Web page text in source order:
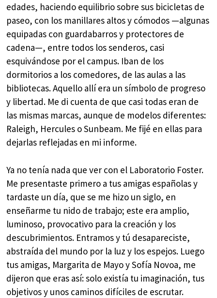
edades, haciendo equilibrio sobre sus bicicletas de
paseo, con los manillares altos y cómodos —algunas
equipadas con guardabarros y protectores de
cadena—, entre todos los senderos, casi
esquivándose por el campus. Iban de los
dormitorios a los comedores, de las aulas a las
bibliotecas. Aquello allí era un símbolo de progreso
y libertad. Me di cuenta de que casi todas eran de
las mismas marcas, aunque de modelos diferentes:
Raleigh, Hercules o Sunbeam. Me fijé en ellas para
dejarlas reflejadas en mi informe.
Ya no tenía nada que ver con el Laboratorio Foster.
Me presentaste primero a tus amigas españolas y
tardaste un día, que se me hizo un siglo, en
enseñarme tu nido de trabajo; este era amplio,
luminoso, provocativo para la creación y los
descubrimientos. Entramos y tú desapareciste,
abstraída del mundo por la luz y los espejos. Luego
tus amigas, Margarita de Mayo y Sofía Novoa, me
dijeron que eras así: solo existía tu imaginación, tus
objetivos y unos caminos difíciles de escrutar.